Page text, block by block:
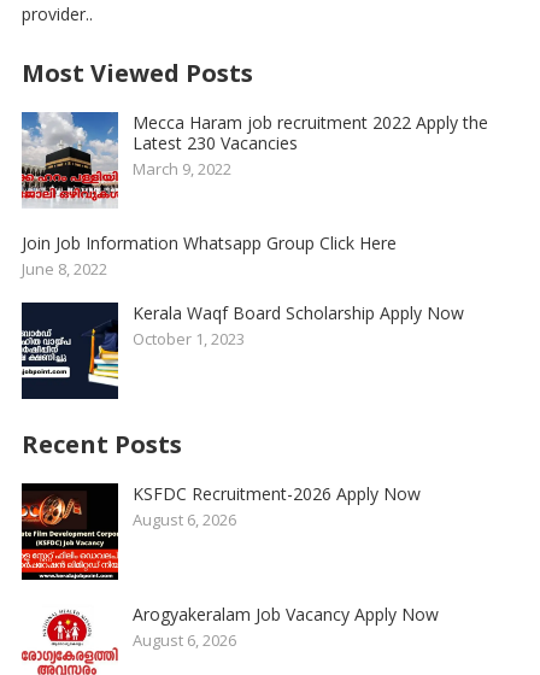
provider..
Most Viewed Posts
Mecca Haram job recruitment 2022 Apply the
Latest 230 Vacancies
March 9, 2022
Join Job Information Whatsapp Group Click Here
June 8, 2022
Kerala Waqf Board Scholarship Apply Now
October 1, 2023
Recent Posts
KSFDC Recruitment-2026 Apply Now
August 6, 2026
Arogyakeralam Job Vacancy Apply Now
August 6, 2026